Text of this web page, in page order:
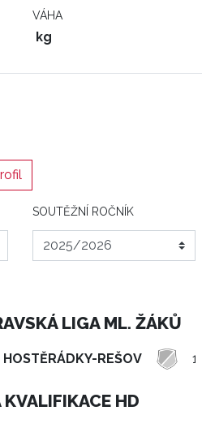
VÁHA
kg
SOUTĚŽNÍ ROČNÍK
LIGA ML. ŽÁKŮ
REŠOV
HD